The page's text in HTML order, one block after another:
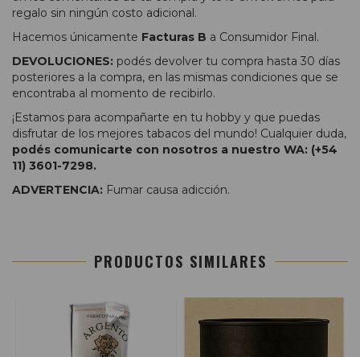
regalo sin ningún costo adicional.
Hacemos únicamente Facturas B a Consumidor Final.
DEVOLUCIONES: podés devolver tu compra hasta 30 días
posteriores a la compra, en las mismas condiciones que se
encontraba al momento de recibirlo.
¡Estamos para acompañarte en tu hobby y que puedas
disfrutar de los mejores tabacos del mundo! Cualquier duda,
podés comunicarte con nosotros a nuestro WA: (+54
11) 3601-7298.
ADVERTENCIA: Fumar causa adicción.
PRODUCTOS SIMILARES